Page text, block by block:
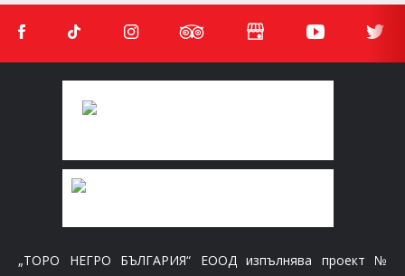
„ТОРО НЕГРО БЪЛГАРИЯ“ ЕООД изпълнява проект №